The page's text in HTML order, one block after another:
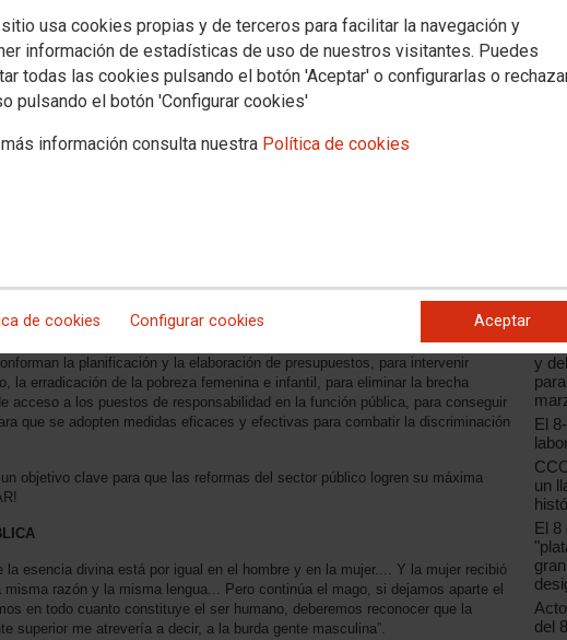
usa cookies propias y de terceros para facilitar la navegación y
información de estadísticas de uso de nuestros visitantes. Puedes
todas las cookies pulsando el botón 'Aceptar' o configurarlas o
pulsando el botón 'Configurar cookies'
información consulta nuestra Política de cookies
de cookies Configurar cookies Aceptar
y trabajadoras de todas la empresas, organismos y entes públicos
a secundar una huelga general de 24 horas, el próximo viernes 8 de marzo,
y a participar en las manifestaciones y concentraciones que con este
de la capital y en los centros de trabajo.
avances en Derechos, y frente a cualquier riesgo y amenaza”, el sindicato
madrileña para que PARE! el 8 de marzo. Anima a todas y todos a que
que se van a llevar a cabo en pro de la igualdad, para denunciar cualquier
para poner fin al retroceso experimentado en la última década y a las
del Área Pública en la Comunidad de Madrid exige al Gobierno regional, en
y los sistemas del sector público para impulsar la transformación de
la planificación y la elaboración de presupuestos, para intervenir
la erradicación de la pobreza femenina e infantil, para eliminar la brecha
acceso a los puestos de responsabilidad en la función pública, para conseguir
que se adopten medidas eficaces y efectivas para combatir la discriminación
objetivo clave para que las reformas del sector público logren su máxima
la esencia divina está por igual en el hombre y en la mujer.... Y la mujer recibió
razón y la misma lengua... Pero continúa el mago, si dejamos aparte el
en todo cuanto constituye el ser humano, deberemos reconocer que la
superior me atrevería a decir, a la burda gente masculina”.
8
Las
de
y
El
un
El 8
del